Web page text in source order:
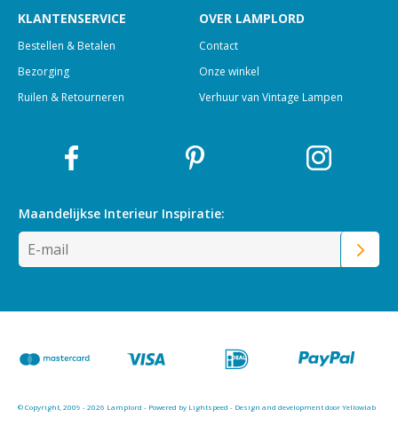
KLANTENSERVICE
Bestellen & Betalen
Bezorging
Ruilen & Retourneren
OVER LAMPLORD
Contact
Onze winkel
Verhuur van Vintage Lampen
Maandelijkse Interieur Inspiratie:
© Copyright, 2009 - 2026 Lamplord - Powered by Lightspeed - Design and development door Yellowlab